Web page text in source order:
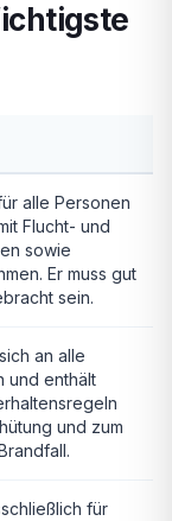
alle Personen
Flucht- und
sowie
Er muss gut
sein.
an alle
und enthält
und zum
für